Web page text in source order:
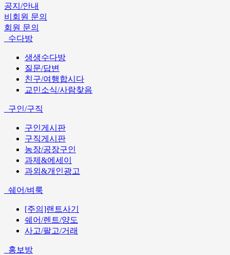
공지/안내
비회원 문의
회원 문의
수다방
생생수다방
질문/답변
친구/여행합시다
교민소식/사람찾음
구인/구직
구인게시판
구직게시판
농장/공장구인
과제&에세이
과외&개인광고
쉐어/벼룩
[주의]랜트사기
쉐어/렌트/양도
사고/팔고/거래
홍보방